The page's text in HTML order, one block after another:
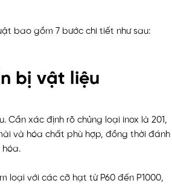
bao gồm 7 bước chi tiết như sau:
bị vật liệu
Cần xác định rõ chủng loại inox là 201,
và hóa chất phù hợp, đồng thời đánh
hóa.
loại với các cỡ hạt từ P60 đến P1000,